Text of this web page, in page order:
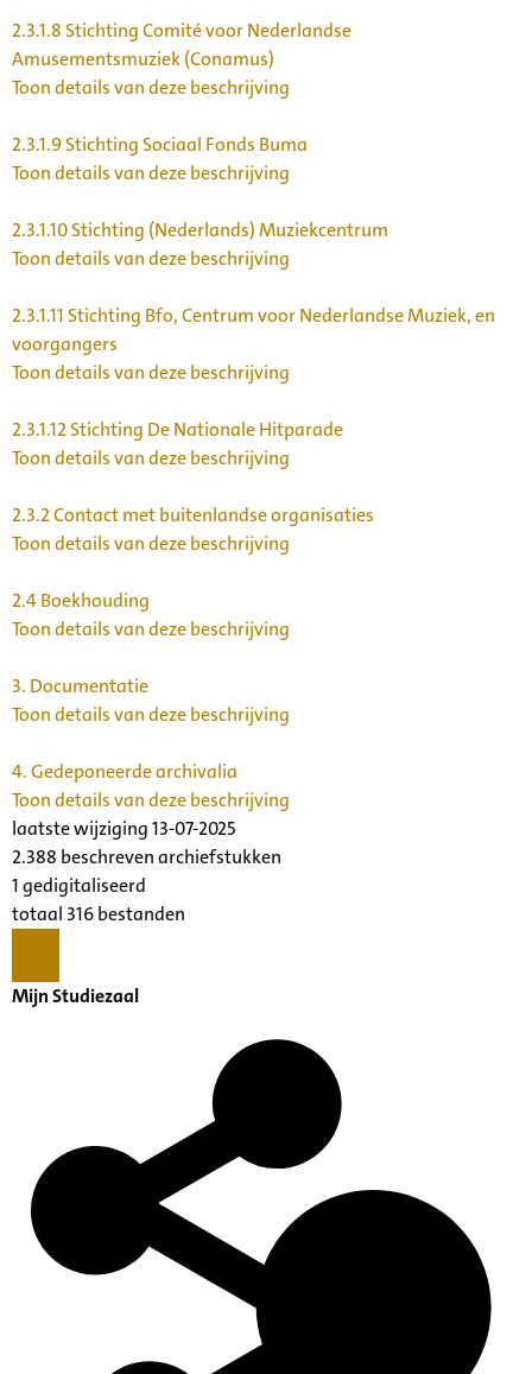
2.3.1.8 Stichting Comité voor Nederlandse
Amusementsmuziek (Conamus)
Toon details van deze beschrijving
2.3.1.9Stichting Sociaal Fonds Buma
Toon details van deze beschrijving
2.3.1.10Stichting (Nederlands) Muziekcentrum
Toon details van deze beschrijving
2.3.1.11 Stichting Bfo, Centrum voor Nederlandse Muziek, en
voorgangers
Toon details van deze beschrijving
2.3.1.12Stichting De Nationale Hitparade
Toon details van deze beschrijving
2.3.2Contact met buitenlandse organisaties
Toon details van deze beschrijving
2.4Boekhouding
Toon details van deze beschrijving
3. Documentatie
Toon details van deze beschrijving
4.Gedeponeerde archivalia
Toon details van deze beschrijving
laatste wijziging 13-07-2025
2.388 beschreven archiefstukken
1 gedigitaliseerd
totaal 316 bestanden
Mijn Studiezaal